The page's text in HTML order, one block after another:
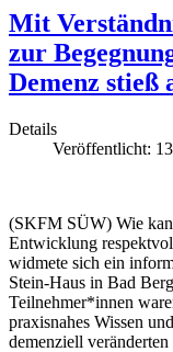
Mit
zur
Demenz stieß
Details
Veröffentlicht:
(SKFM SÜW) Wie
Entwicklung
widmete sich ein
Stein-Haus in Bad
Teilnehmer*innen
praxisnahes Wissen
demenziell